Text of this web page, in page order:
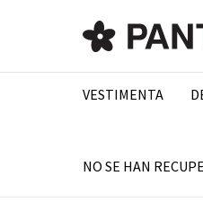
VESTIMENTA
NO SE HAN